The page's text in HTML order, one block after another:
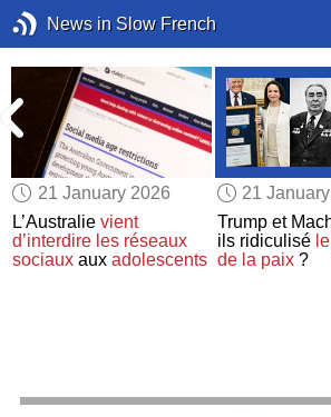
News in Slow French
21 January 2026
L’Australievient
d’interdire les réseaux
sociaux auxadolescents
21
Trump et
ils ridiculisé
de la paix?